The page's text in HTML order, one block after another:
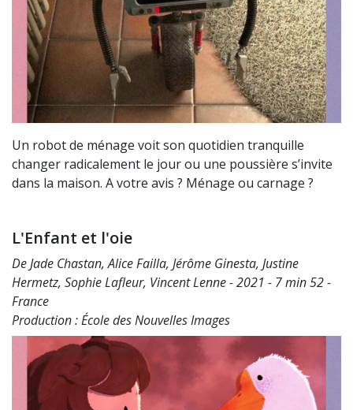
Un robot de ménage voit son quotidien tranquille
changer radicalement le jour ou une poussière s’invite
dans la maison. A votre avis ? Ménage ou carnage ?
L'Enfant et l'oie
De Jade Chastan, Alice Failla, Jérôme Ginesta, Justine
Hermetz, Sophie Lafleur, Vincent Lenne - 2021 - 7 min 52 -
France
Production : École des Nouvelles Images